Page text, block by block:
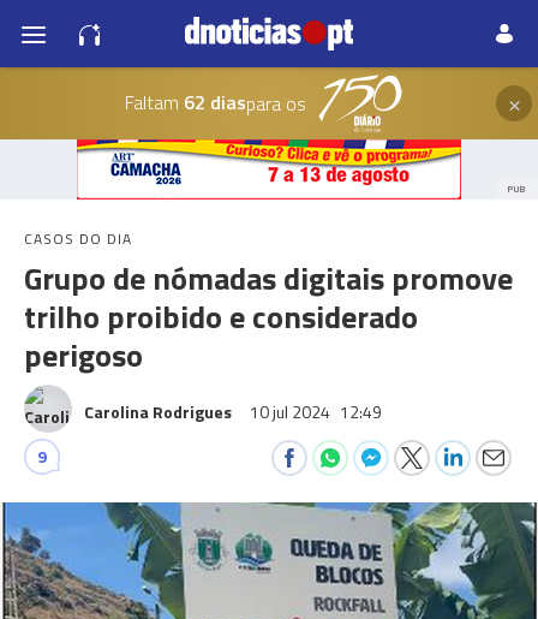
Faltam 62 diaspara os ×
PUB
CASOS DO DIA
Grupo de nómadas digitais promove
trilho proibido e considerado
perigoso
Carolina Rodrigues 10 jul 2024 12:49
9